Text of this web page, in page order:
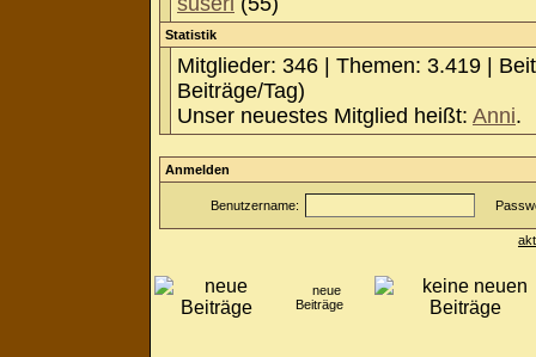
Statistik
Mitglieder: 346 | Themen: 3.419 |
Beiträge/Tag)
Unser neuestes Mitglied heißt: Anni.
Anmelden
Benutzername:
neue
Beiträge